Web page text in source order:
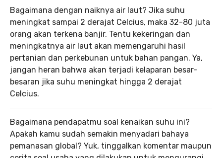
Bagaimana dengan naiknya air laut? Jika suhu
meningkat sampai 2 derajat Celcius, maka 32-80 juta
orang akan terkena banjir. Tentu kekeringan dan
meningkatnya air laut akan memengaruhi hasil
pertanian dan perkebunan untuk bahan pangan. Ya,
jangan heran bahwa akan terjadi kelaparan besar-
besaran jika suhu meningkat hingga 2 derajat
Celcius.
Bagaimana pendapatmu soal kenaikan suhu ini?
Apakah kamu sudah semakin menyadari bahaya
pemanasan global? Yuk, tinggalkan komentar maupun